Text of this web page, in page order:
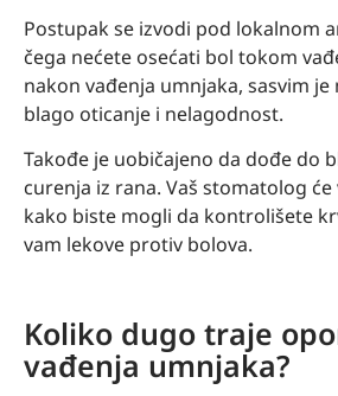
Postupak se izvodi pod lokalnom
čega nećete osećati bol tokom
nakon vađenja umnjaka, sasvim
blago oticanje i nelagodnost.
Takođe je uobičajeno da dođe do
curenja iz rana. Vaš stomatolog
kako biste mogli da kontrolišete
vam lekove protiv bolova.
Koliko dugo traje
vađenja umnjaka?